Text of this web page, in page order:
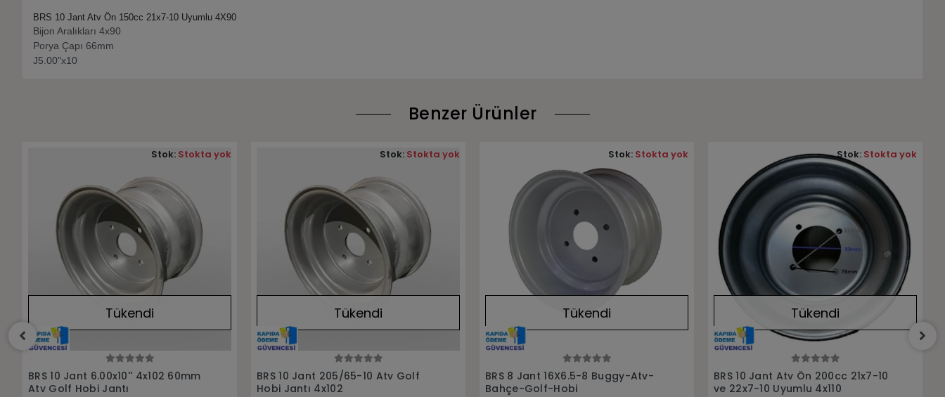
BRS 10 Jant Atv Ön 150cc 21x7-10 Uyumlu 4X90
Bijon Aralıkları 4x90
Porya Çapı 66mm
J5.00"x10
Benzer Ürünler
Stokta Yok
Tükendi
BRS 10 Jant 205/65-10 Atv Golf
Hobi Jantı 4x102
Stok: Stokta yok
Stokta Yok
Tükendi
BRS 8 Jant 16X6.5-8 Buggy-Atv-
Bahçe-Golf-Hobi
Stok: Stokta yok
Stokta Yok
Tükendi
BRS 10 Jant Atv Ön 200cc 21x7-10
ve 22x7-10 Uyumlu 4x110
Stok: Stokta yok
Stokta Yok
Tükendi
BRS 8 Jant 5.00x8 Buggy-Atv-
Bahçe-Golf-Hobi
Stok: Stokta yok